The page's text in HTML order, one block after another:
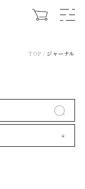
TOP ジャーナル